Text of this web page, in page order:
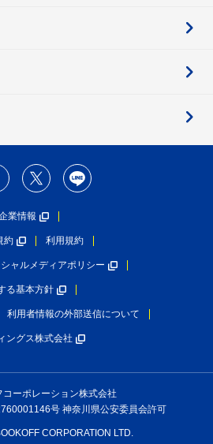
業情報
約 利用規約
ャルメディアポリシー
る基本方針
利用者情報の外部送信について
ングス株式会社
コーポレーション株式会社
号 神奈川県公安委員会許可
CORPORATION LTD.